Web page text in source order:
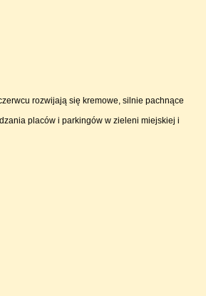
rozwijają się kremowe, silnie pachnące
placów i parkingów w zieleni miejskiej i